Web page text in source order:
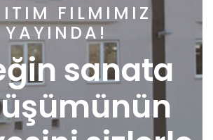
FILMIMIZ
YAYINDA!
sanata